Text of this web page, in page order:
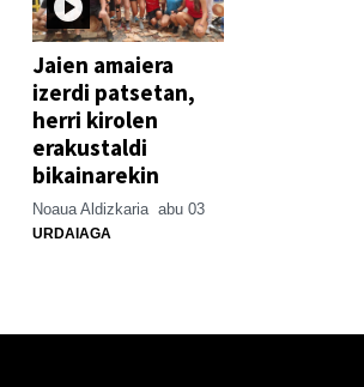
Jaien amaiera
izerdi patsetan,
herri kirolen
erakustaldi
bikainarekin
Noaua Aldizkaria abu 03
URDAIAGA